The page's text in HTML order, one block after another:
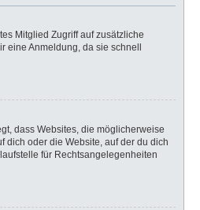
Mitglied Zugriff auf zusätzliche
eine Anmeldung, da sie schnell
dass Websites, die möglicherweise
dich oder die Website, auf der du dich
für Rechtsangelegenheiten